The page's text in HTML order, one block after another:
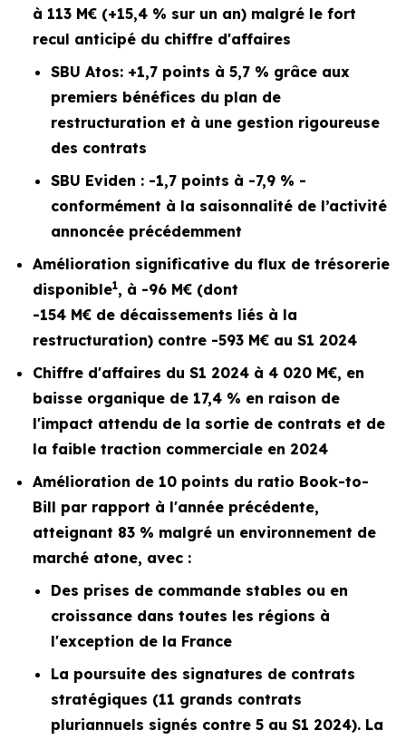
à 113 M€ (+15,4 % sur un an) malgré le fort
recul anticipé du chiffre d'affaires
SBU Atos: +1,7 points à 5,7 % grâce aux
premiers bénéfices du plan de
restructuration et à une gestion rigoureuse
des contrats
SBU Eviden : -1,7 points à -7,9 % -
conformément à la saisonnalité de l’activité
annoncée précédemment
Amélioration significative du flux de trésorerie
disponible1, à -96 M€ (dont
-154 M€ de décaissements liés à la
restructuration) contre -593 M€ au S1 2024
Chiffre d'affaires du S1 2024 à 4 020 M€, en
baisse organique de 17,4 % en raison de
l'impact attendu de la sortie de contrats et de
la faible traction commerciale en 2024
Amélioration de 10 points du ratio Book-to-
Bill par rapport à l'année précédente,
atteignant 83 % malgré un environnement de
marché atone, avec :
Des prises de commande stables ou en
croissance dans toutes les régions à
l'exception de la France
La poursuite des signatures de contrats
stratégiques (11 grands contrats
pluriannuels signés contre 5 au S1 2024). La